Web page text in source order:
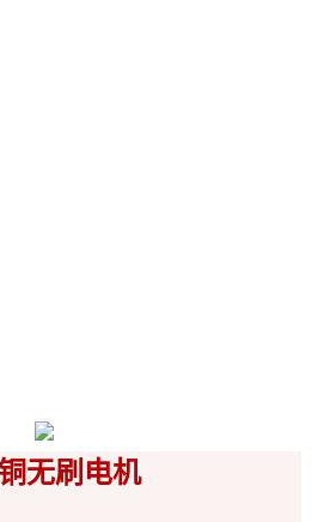
无刷电机